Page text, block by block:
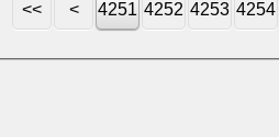
<< < 4251 4252 4253 4254